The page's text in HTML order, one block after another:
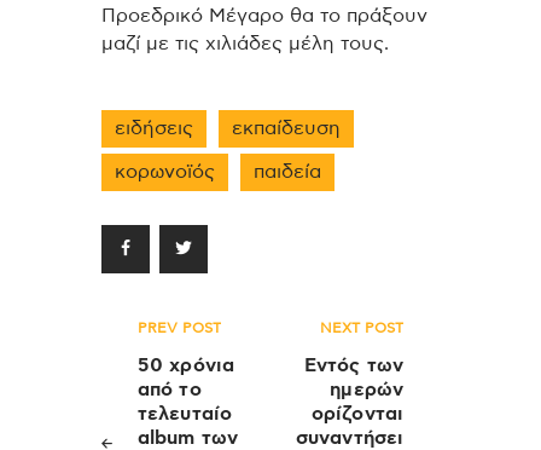
Προεδρικό Μέγαρο θα το πράξουν
μαζί με τις χιλιάδες μέλη τους.
ειδήσεις εκπαίδευση
κορωνοϊός παιδεία
Πλοήγηση
άρθρων
PREV POST
50 χρόνια
από το
τελευταίο
album των
NEXT POST
Εντός των
ημερών
ορίζονται
συναντήσει